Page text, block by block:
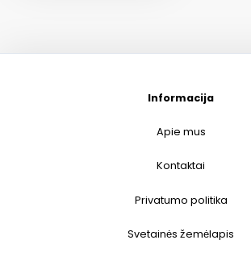
Informacija
Apie mus
Kontaktai
Privatumo politika
Svetainės žemėlapis